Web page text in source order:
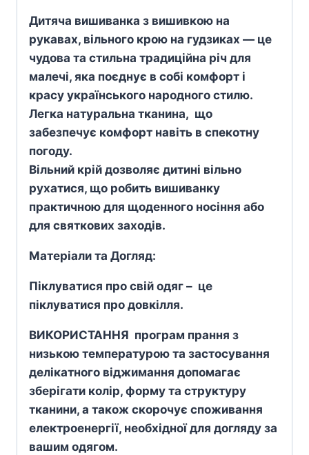
Дитяча вишиванка з вишивкою на
рукавах, вільного крою на гудзиках — це
чудова та стильна традиційна річ для
малечі, яка поєднує в собі комфорт і
красу українського народного стилю.
Легка натуральна тканина, що
забезпечує комфорт навіть в спекотну
погоду.
Вільний крій дозволяє дитині вільно
рухатися, що робить вишиванку
практичною для щоденного носіння або
для святкових заходів.
Матеріали та Догляд:
Піклуватися про свій одяг – це
піклуватися про довкілля.
ВИКОРИСТАННЯ програм прання з
низькою температурою та застосування
делікатного віджимання допомагає
зберігати колір, форму та структуру
тканини, а також скорочує споживання
електроенергії, необхідної для догляду за
вашим одягом.